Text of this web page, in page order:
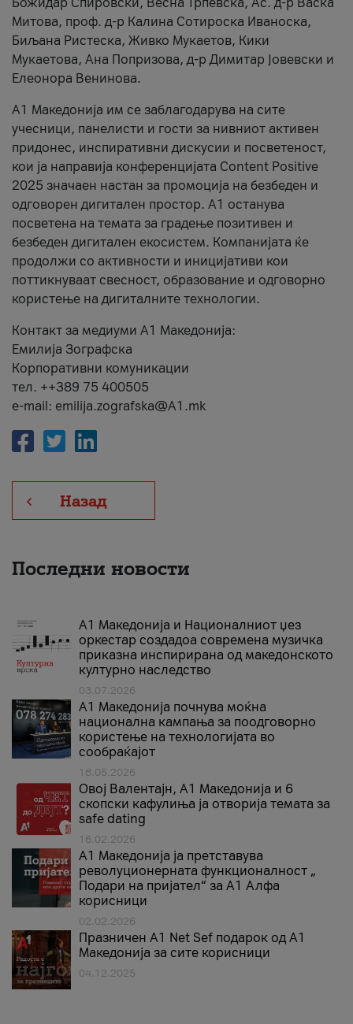
Митова, проф. д-р Калина Сотироска Иваноска,
Биљана Ристеска, Живко Мукаетов, Кики
Мукаетова, Ана Попризова, д-р Димитар Јовевски и
Елеонора Венинова.
А1 Македонија им се заблагодарува на сите
учесници, панелисти и гости за нивниот активен
придонес, инспиративни дискусии и посветеност,
кои ја направија конференцијата Content Positive
2025 значаен настан за промоција на безбеден и
одговорен дигитален простор. А1 останува
посветена на темата за градење позитивен и
безбеден дигитален екосистем. Компанијата ќе
продолжи со активности и иницијативи кои
поттикнуваат свесност, образование и одговорно
користење на дигиталните технологии.
Контакт за медиуми А1 Македонија:
Емилија Зографска
Корпоративни комуникации
тел. ++389 75 400505
e-mail: emilija.zografska@A1.mk
Назад
Последни новости
А1 Македонија и Националниот џез
оркестар создадоа современа музичка
приказна инспирирана од македонското
културно наследство
03.07.2026
A1 Македонија почнува моќна
национална кампања за поодговорно
користење на технологијата во
сообраќајот
18.05.2026
Овој Валентајн, A1 Македонија и 6
скопски кафулиња ја отворија темата за
safe dating
16.02.2026
А1 Македонија ја претставува
револуционерната функционалност „
Подари на пријател“ за А1 Алфа
корисници
02.02.2026
Празничен A1 Net Sеf подарок од А1
Македонија за сите корисници
04.12.2025